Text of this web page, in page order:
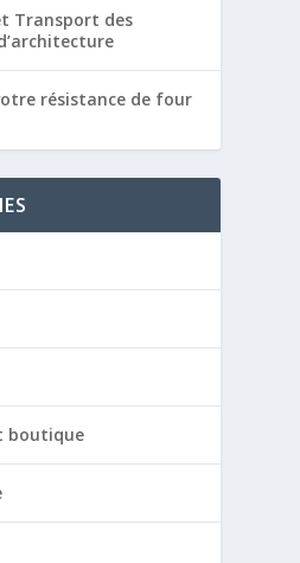
Transport des
résistance de four
boutique